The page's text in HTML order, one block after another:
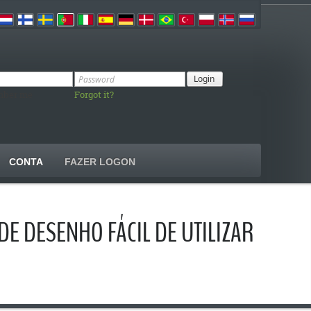
Forgot it?
CONTA FAZER LOGON
DESENHO FÁCIL DE UTILIZAR